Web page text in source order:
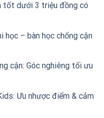
tốt dưới 3 triệu đồng có
học – bàn học chống cận
cận: Góc nghiêng tối ưu
Ưu nhược điểm & cảm